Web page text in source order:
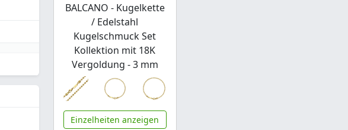
BALCANO - Kugelkette
/ Edelstahl
Kugelschmuck Set
Kollektion mit 18K
Vergoldung - 3 mm
Einzelheiten anzeigen